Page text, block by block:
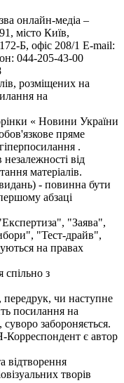
онлайн-медіа –
місто Київ,
Б, офіс 208/1 E-mail:
044-205-43-00
розміщених на
на
« Новини України
пряме
.
від
матеріалів.
- повинна бути
абзаці
"Заява",
"Тест-драйв",
на правах
спільно з
передрук, чи наступне
посилання на
забороняється.
Корреспондент є автор
відтворення
творів